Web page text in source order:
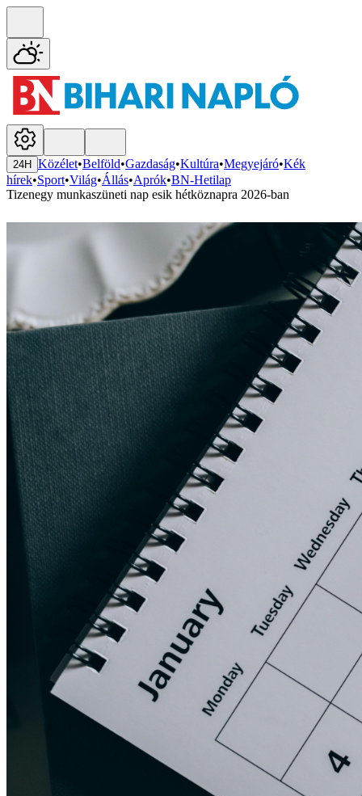
24H Közélet•Belföld•Gazdaság•Kultúra•Megyejáró•Kék
hírek•Sport•Világ•Állás•Aprók•BN-Hetilap
Tizenegy munkaszüneti nap esik hétköznapra 2026-ban